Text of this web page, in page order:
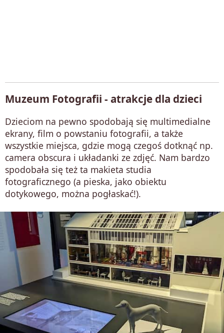
Muzeum Fotografii - atrakcje dla dzieci
Dzieciom na pewno spodobają się multimedialne
ekrany, film o powstaniu fotografii, a także
wszystkie miejsca, gdzie mogą czegoś dotknąć np.
camera obscura i układanki ze zdjęć. Nam bardzo
spodobała się też ta makieta studia
fotograficznego (a pieska, jako obiektu
dotykowego, można pogłaskać!).